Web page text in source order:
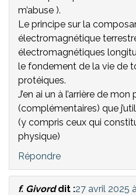
m’abuse ).
Le principe sur la
électromagnétique
électromagnétiques
le fondement de la vie de
protéiques.
J’en ai un à l’arrière de
(complémentaires) que
(y compris ceux qui
physique)
Répondre
f. Givord dit :27 avril 2025